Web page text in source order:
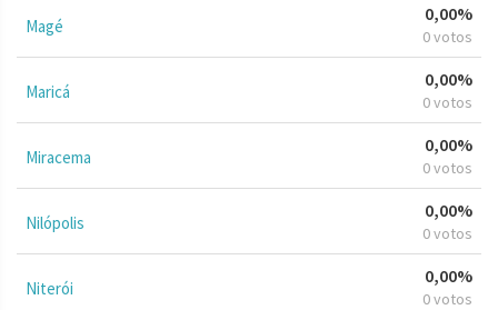
Magé
0,00%
0 votos
Maricá
0,00%
0 votos
Miracema
0,00%
0 votos
Nilópolis
0,00%
0 votos
Niterói
0,00%
0 votos